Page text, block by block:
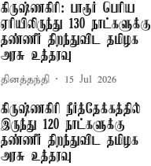
கிருஷ்ணகிரி: பாரூர் பெரிய
ஏரியிலிருந்து 130 நாட்களுக்கு
தண்ணீர் திறந்துவிட தமிழக
அரசு உத்தரவு
தினத்தந்தி 15 Jul 2026
கிருஷ்ணகிரி நீர்த்தேக்கத்தில்
இருந்து 120 நாட்களுக்கு
தண்ணீர் திறந்துவிட தமிழக
அரசு உத்தரவு